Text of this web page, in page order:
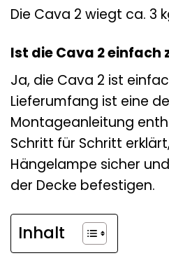
Die Cava 2 wiegt ca. 3
Ist die Cava 2 einfach
Ja, die Cava 2 ist
Lieferumfang ist eine
Montageanleitung
Schritt für Schritt
Hängelampe sicher
der Decke befestigen.
Inhalt